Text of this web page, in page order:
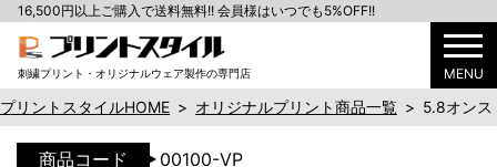
刺繍プリント・オリジナルウェア製作の専門店 MENU
16,500円以上ご購入で送料無料!! 会員様はいつでも5%OFF!!
プリントスタイルHOME > オリジナルプリント商品一覧 > 5.8オンス
商品コード 00100-VP